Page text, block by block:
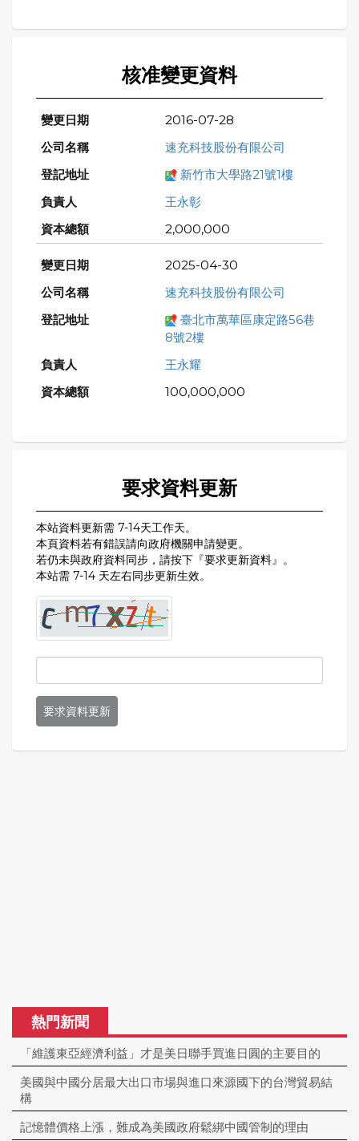
核准變更資料
2016-07-28
速充科技股份有限公司
新竹市大學路21號1樓
王永彰
2,000,000
2025-04-30
速充科技股份有限公司
臺北市萬華區康定路56巷
8號2樓
王永耀
100,000,000
要求資料更新
本站資料更新需 7-14天工作天。
本頁資料若有錯誤請向政府機關申請變更。
若仍未與政府資料同步，請按下『要求更新資料』。
本站需 7-14 天左右同步更新生效。
要求資料更新
熱門新聞
「維護東亞經濟利益」才是美日聯手買進日圓的主要目的
美國與中國分居最大出口市場與進口來源國下的台灣貿易結
構
記憶體價格上漲，難成為美國政府鬆綁中國管制的理由